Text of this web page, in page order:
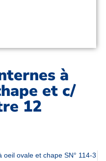
à
et c/
12
oeil ovale et chape SN° 114-3